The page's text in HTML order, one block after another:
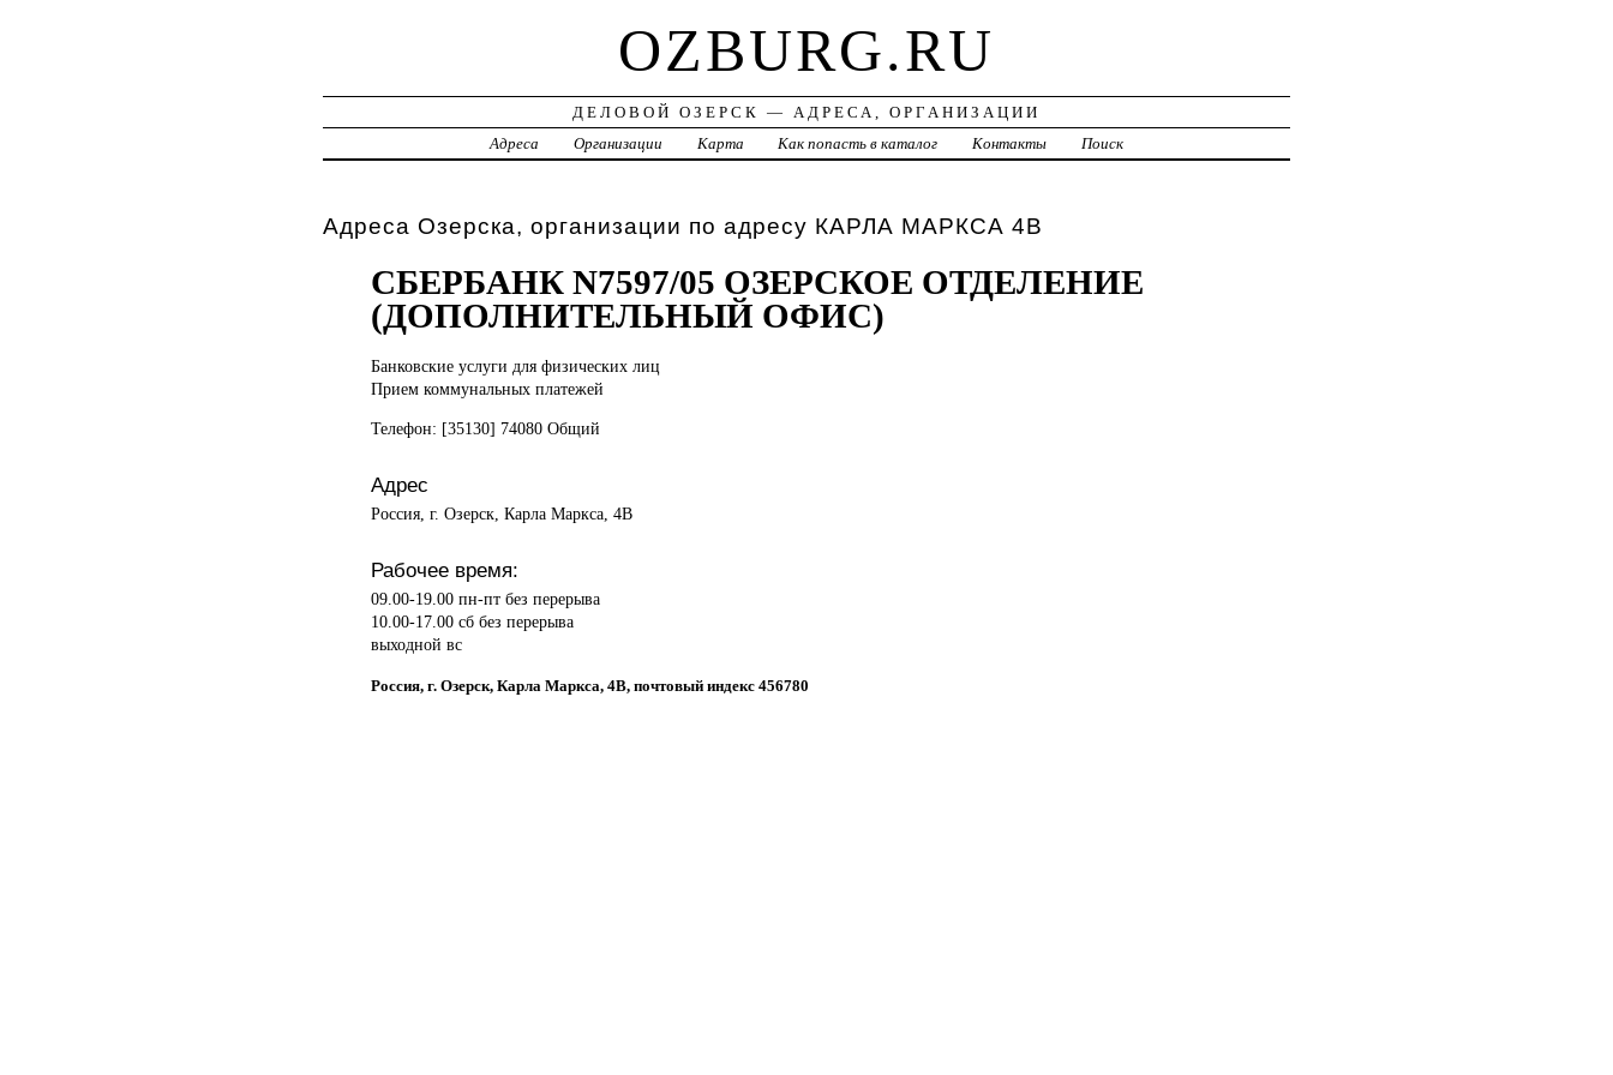
OZBURG.RU
ДЕЛОВОЙ ОЗЕРСК — АДРЕСА, ОРГАНИЗАЦИИ
Адреса
Организации Карта Как попасть в каталог Контакты Поиск
Адреса Озерска, организации по адресу КАРЛА МАРКСА 4В
СБЕРБАНК N7597/05 ОЗЕРСКОЕ ОТДЕЛЕНИЕ
(ДОПОЛНИТЕЛЬНЫЙ ОФИС)
Банковские услуги для физических лиц
Прием коммунальных платежей
Телефон: [35130] 74080 Общий
Адрес
Россия, г. Озерск, Карла Маркса, 4В
Рабочее время:
09.00-19.00 пн-пт без перерыва
10.00-17.00 сб без перерыва
выходной вс
Россия, г. Озерск, Карла Маркса, 4В, почтовый индекс 456780